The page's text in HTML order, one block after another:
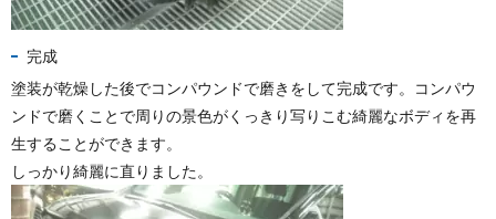
完成
塗装が乾燥した後でコンパウンドで磨きをして完成です。コンパウ
ンドで磨くことで周りの景色がくっきり写りこむ綺麗なボディを再
生することができます。
しっかり綺麗に直りました。